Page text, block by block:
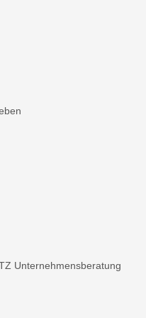
Unternehmensberatung